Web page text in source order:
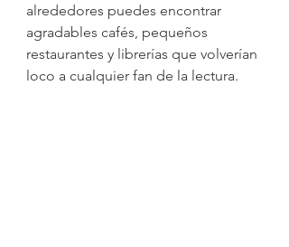
alrededores puedes encontrar
agradables cafés, pequeños
restaurantes y librerías que volverían
loco a cualquier fan de la lectura.